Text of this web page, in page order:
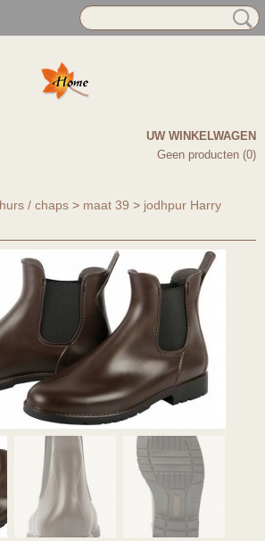
UW WINKELWAGEN
Geen producten (0)
/ chaps > maat 39 > jodhpur Harry